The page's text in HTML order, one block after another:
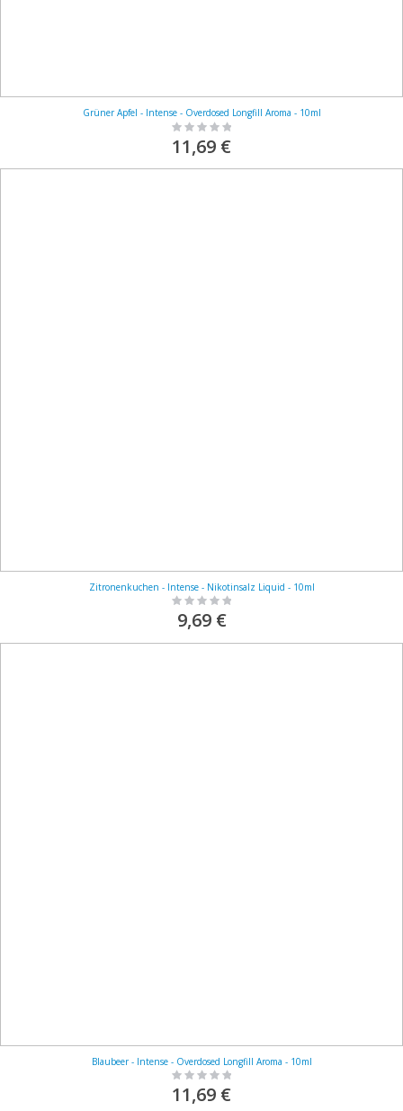
Grüner Apfel - Intense - Overdosed Longfill Aroma - 10ml
Rating:
0%
11,69 €
Zitronenkuchen - Intense - Nikotinsalz Liquid - 10ml
Rating:
0%
9,69 €
Blaubeer - Intense - Overdosed Longfill Aroma - 10ml
Rating:
0%
11,69 €